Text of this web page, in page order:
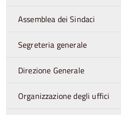
Assemblea dei Sindaci
Segreteria generale
Direzione Generale
Organizzazione degli uffici